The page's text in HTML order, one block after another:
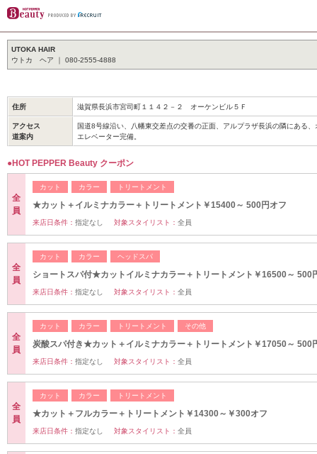
UTOKA HAIR
ウトカ ヘア ｜ 080-2555-4888
住所 滋賀県長浜市宮司町１１４２－２ オーケンビル５Ｆ
アクセス
道案内
国道8号線沿い、八幡東交差点の交番の正面、アルプラザ長浜の隣にある
エレベーター完備。
●HOT PEPPER Beauty クーポン
全
員
カット カラー トリートメント
★カット＋イルミナカラー＋トリートメント￥15400～ 500円オフ
来店日条件： 指定なし 対象スタイリスト： 全員
全
員
カット カラー ヘッドスパ
ショートスパ付★カットイルミナカラー＋トリートメント￥16500～ 500
来店日条件： 指定なし 対象スタイリスト： 全員
全
員
カット カラー トリートメント その他
炭酸スパ付き★カット＋イルミナカラー＋トリートメント￥17050～ 500
来店日条件： 指定なし 対象スタイリスト： 全員
全
員
カット カラー トリートメント
★カット＋フルカラー＋トリートメント￥14300～￥300オフ
来店日条件： 指定なし 対象スタイリスト： 全員